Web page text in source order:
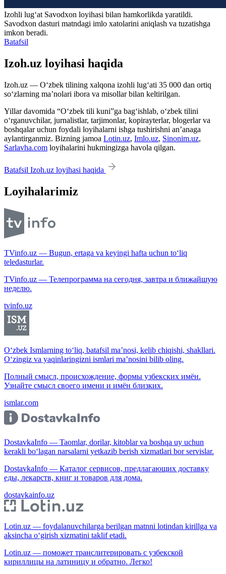
Izohli lugʻat Savodxon loyihasi bilan hamkorlikda yaratildi.
Savodxon dasturi matndagi imlo xatolarini aniqlash va tuzatishga
imkon beradi.
Batafsil
Izoh.uz loyihasi haqida
Izoh.uz — O‘zbek tilining xalqona izohli lug‘ati 35 000 dan ortiq
so‘zlarning ma’nolari ibora va misollar bilan keltirilgan.
Yillar davomida “O‘zbek tili kuni”ga bag‘ishlab, o‘zbek tilini
o‘rganuvchilar, jurnalistlar, tarjimonlar, kopirayterlar, blogerlar va
boshqalar uchun foydali loyihalarni ishga tushirishni an’anaga
aylantirganmiz. Bizning jamoa Lotin.uz, Imlo.uz, Sinonim.uz,
Sarlavha.com loyihalarini hukmingizga havola qilgan.
Batafsil Izoh.uz loyihasi haqida
Loyihalarimiz
TVinfo.uz — Bugun, ertaga va keyingi hafta uchun to‘liq
teledasturlar.
TVinfo.uz — Телепрограмма на сегодня, завтра и ближайшую
неделю.
tvinfo.uz
O‘zbek Ismlarning to‘liq, batafsil ma’nosi, kelib chiqishi, shakllari.
O‘zingiz va yaqinlaringizni ismlari ma’nosini bilib oling.
Полный смысл, происхождение, формы узбекских имён.
Узнайте смысл своего имени и имён близких.
ismlar.com
DostavkaInfo — Taomlar, dorilar, kitoblar va boshqa uy uchun
kerakli bo‘lagan narsalarni yetkazib berish xizmatlari bor servislar.
DostavkaInfo — Каталог сервисов, предлагающих доставку
еды, лекарств, книг и товаров для дома.
dostavkainfo.uz
Lotin.uz — foydalanuvchilarga berilgan matnni lotindan kirillga va
aksincha o‘girish xizmatini taklif etadi.
Lotin.uz — поможет транслитерировать с узбекской
кириллицы на латиницу и обратно. Легко!